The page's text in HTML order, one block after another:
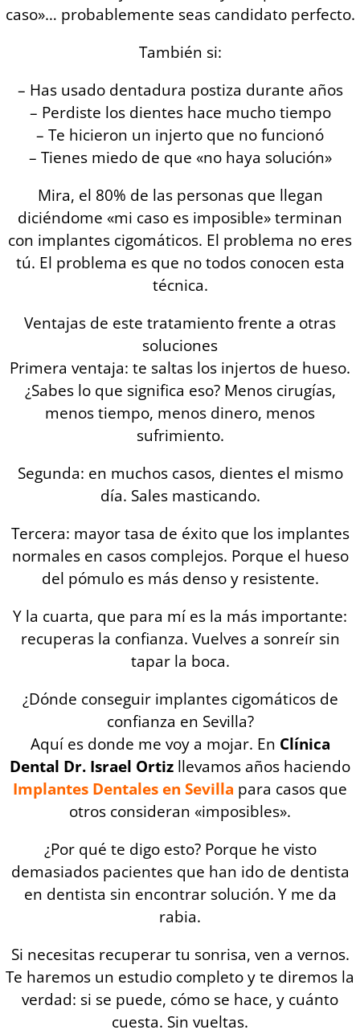
caso»… probablemente seas candidato perfecto.
También si:
– Has usado dentadura postiza durante años
– Perdiste los dientes hace mucho tiempo
– Te hicieron un injerto que no funcionó
– Tienes miedo de que «no haya solución»
Mira, el 80% de las personas que llegan
diciéndome «mi caso es imposible» terminan
con implantes cigomáticos. El problema no eres
tú. El problema es que no todos conocen esta
técnica.
Ventajas de este tratamiento frente a otras
soluciones
Primera ventaja: te saltas los injertos de hueso.
¿Sabes lo que significa eso? Menos cirugías,
menos tiempo, menos dinero, menos
sufrimiento.
Segunda: en muchos casos, dientes el mismo
día. Sales masticando.
Tercera: mayor tasa de éxito que los implantes
normales en casos complejos. Porque el hueso
del pómulo es más denso y resistente.
Y la cuarta, que para mí es la más importante:
recuperas la confianza. Vuelves a sonreír sin
tapar la boca.
¿Dónde conseguir implantes cigomáticos de
confianza en Sevilla?
Aquí es donde me voy a mojar. En Clínica
Dental Dr. Israel Ortiz llevamos años haciendo
Implantes Dentales en Sevilla para casos que
otros consideran «imposibles».
¿Por qué te digo esto? Porque he visto
demasiados pacientes que han ido de dentista
en dentista sin encontrar solución. Y me da
rabia.
Si necesitas recuperar tu sonrisa, ven a vernos.
Te haremos un estudio completo y te diremos la
verdad: si se puede, cómo se hace, y cuánto
cuesta. Sin vueltas.